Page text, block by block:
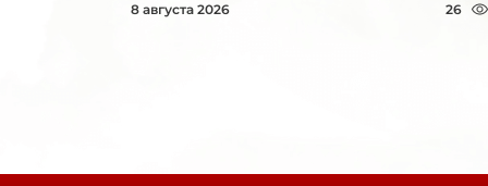
8 августа 2026 26